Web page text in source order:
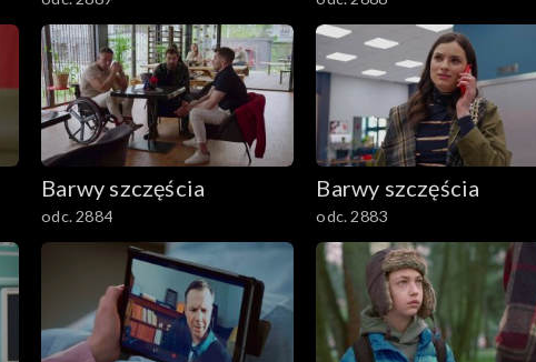
2101–2200
2001–2100
1901–2000
1801–1900
1601–1700
Barwy szczęścia
odc. 2884
Barwy szczęścia
odc. 2883